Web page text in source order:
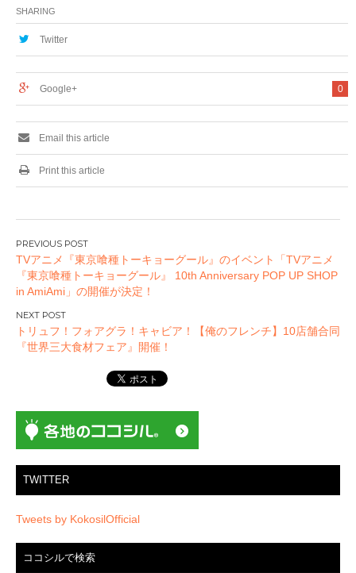
機IJOOZが稼働開
始！
新登場！
SHARING
Twitter
0
Google+
Email this article
Print this article
投
稿
ナ
ビ
ゲ
ー
ン
TVアニメ『東京喰種トーキョーグール』のイベント「TVアニメ
『東京喰種トーキョーグール』 10th Anniversary POP UP SHOP
in AmiAmi」の開催が決定！
トリュフ！フォアグラ！キャビア！【俺のフレンチ】10店舗合同
『世界三大食材フェア』開催！
TWITTER
Tweets by KokosilOfficial
ココシルで検索